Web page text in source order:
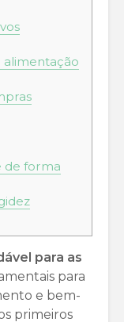
alimentação
de forma
para as
para
e bem-
primeiros